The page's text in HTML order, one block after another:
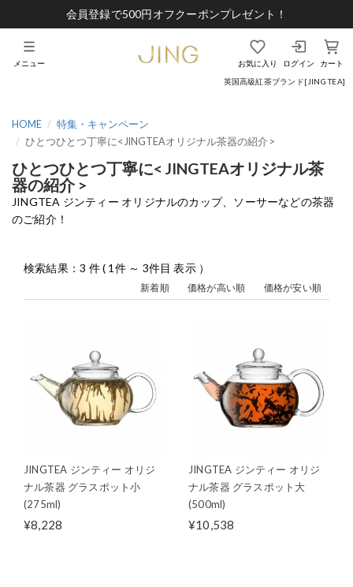
会員登録で500円オフクーポンプレゼント！
英国高級紅茶ブランド[JING TEA]
お気に入り ログイン カート
メニュー
HOME
特集・キャンペーン
ひとつひとつ丁寧に< JINGTEAオリジナル茶器の紹介 >
ひとつひとつ丁寧に< JINGTEAオリジナル茶
器の紹介 >
JINGTEA ジンティー オリジナルのカップ、ソーサーなどの茶器
のご紹介！
検索結果：3 件 ( 1件 ～ 3件目 表示 ）
新着順 価格が高い順 価格が安い順
JINGTEA ジンティー オリジ
ナル茶器 グラスポット小
(275ml)
¥8,228
JINGTEA ジンティー オリジ
ナル茶器 グラスポット大
(500ml)
¥10,538